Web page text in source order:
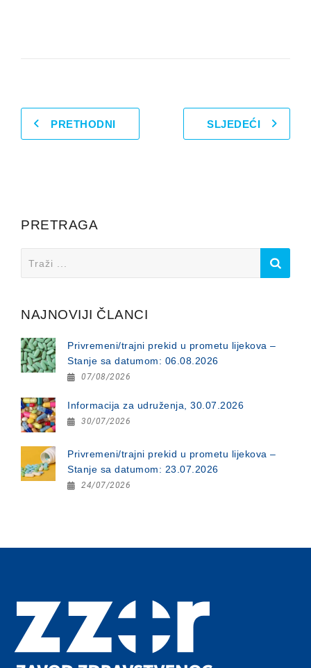
PRETHODNI SLJEDEĆI
PRETRAGA
for:
NAJNOVIJI ČLANCI
Privremeni/trajni prekid u prometu lijekova –
Stanje sa datumom: 06.08.2026
07/08/2026
Informacija za udruženja, 30.07.2026
30/07/2026
Privremeni/trajni prekid u prometu lijekova –
Stanje sa datumom: 23.07.2026
24/07/2026